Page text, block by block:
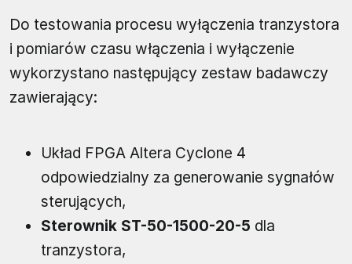
Do testowania procesu wyłączenia tranzystora
i pomiarów czasu włączenia i wyłączenie
wykorzystano następujący zestaw badawczy
zawierający:
Układ FPGA Altera Cyclone 4
odpowiedzialny za generowanie sygnałów
sterujących,
Sterownik ST-50-1500-20-5 dla
tranzystora,